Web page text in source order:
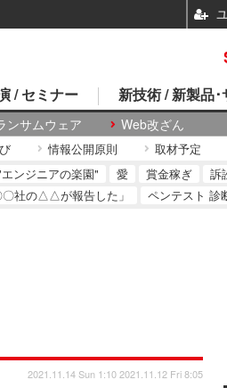
ンサムウェア Web改ざん
/ セミナー 新技術 / 新製品
情報公開原則 取材予定
ンジニアの楽園" 愛 賞金稼ぎ 訴
〇社の△△が報告した」
ペンテスト 診
2021.11.14 Sun 1:10 2021.11.12 Fri 8:05